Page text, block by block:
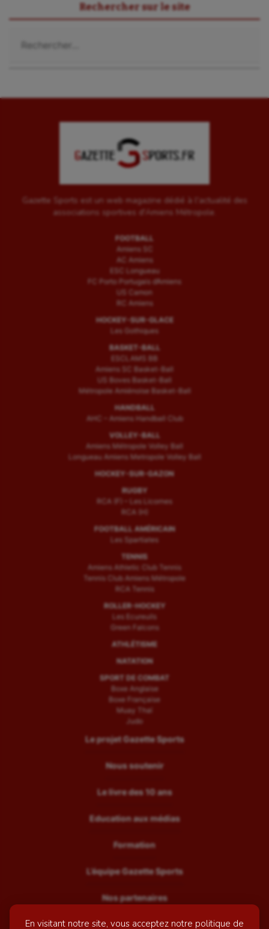
En visitant notre site, vous acceptez notre politique de
Rechercher sur le site
Gazette Sports est un web magazine dédié à l'actualité des
associations sportives d'Amiens Métropole.
FOOTBALL
Amiens SC
AC Amiens
ESC Longueau
FC Porto Portugais d’Amiens
US Camon
RC Amiens
HOCKEY-SUR-GLACE
Les Gothiques
BASKET-BALL
ESCLAMS BB
Amiens SC Basket-Ball
US Boves Basket-Ball
Métropole Amiénoise Basket-Ball
HANDBALL
AHC – Amiens Handball Club
VOLLEY-BALL
Amiens Métropole Volley Ball
Longueau Amiens Metropole Volley Ball
HOCKEY-SUR-GAZON
RUGBY
RCA (F) – Les Licornes
RCA (H)
FOOTBALL AMÉRICAIN
Les Spartiates
TENNIS
Amiens Athletic Club Tennis
Tennis Club Amiens Métropole
RCA Tennis
ROLLER-HOCKEY
Les Ecureuils
Green Falcons
ATHLÉTISME
NATATION
SPORT DE COMBAT
Boxe Anglaise
Boxe Française
Muay Thaï
Judo
Le projet Gazette Sports
Nous soutenir
Le livre des 10 ans
Education aux médias
Formation
L’équipe Gazette Sports
Nos partenaires
Recrutement